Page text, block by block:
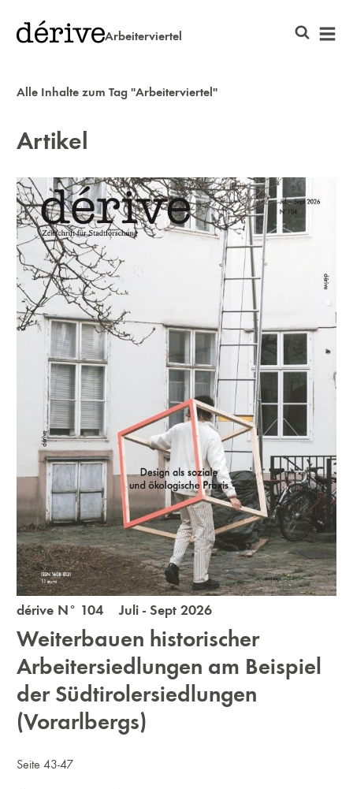
Arbeiterviertel
Alle Inhalte zum Tag "Arbeiterviertel"
Artikel
dérive N° 104 Juli - Sept 2026
Weiterbauen historischer
Arbeitersiedlungen am Beispiel
der Südtirolersiedlungen
(Vorarlbergs)
Seite 43-47